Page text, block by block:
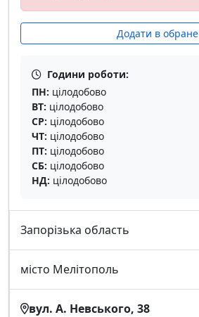
Додати в обране
Години роботи:
ПН: цілодобово
ВТ: цілодобово
СР: цілодобово
ЧТ: цілодобово
ПТ: цілодобово
СБ: цілодобово
НД: цілодобово
Запорізька область
місто Мелітополь
вул. А. Невського, 38